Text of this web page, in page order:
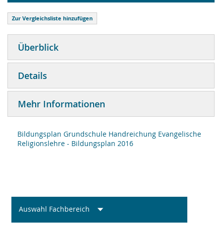
Zur Vergleichsliste hinzufügen
Überblick
Details
Mehr Informationen
Bildungsplan Grundschule Handreichung Evangelische
Religionslehre - Bildungsplan 2016
Auswahl Fachbereich